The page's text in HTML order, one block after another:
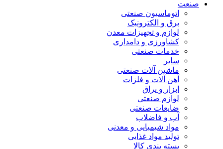
صنعت
اتوماسیون صنعتی
برق و الکترونیک
لوازم و تجهیزات معدن
کشاورزی و دامداری
خدمات صنعتی
سایر
ماشین آلات صنعتی
آهن آلات و فلزات
ابزار و یراق
لوازم صنعتی
ضایعات صنعتی
آب و فاضلاب
مواد شیمیایی و معدنی
تولید مواد غذایی
بسته بندی کالا